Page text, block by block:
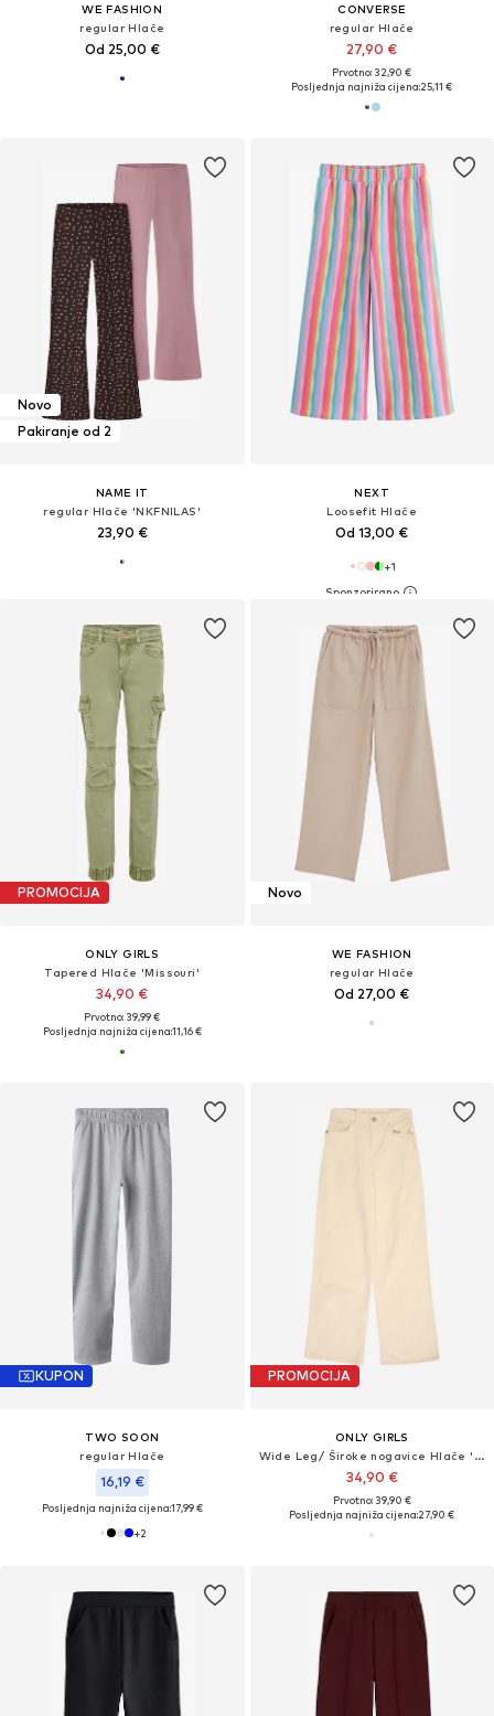
WE FASHION
regular Hlače
Od 25,00 €
CONVERSE
regular Hlače
27,90 €
Prvotno: 32,90 €
Posljednja najniža cijena:25,11 €
Novo
Pakiranje od 2
NAME IT
regular Hlače 'NKFNILAS'
23,90 €
NEXT
Loosefit Hlače
Od 13,00 €
+1
PROMOCIJA
ONLY GIRLS
Tapered Hlače 'Missouri'
34,90 €
Prvotno: 39,99 €
Posljednja najniža cijena:11,16 €
Novo
WE FASHION
regular Hlače
Od 27,00 €
KUPON
TWO SOON
regular Hlače
16,19 €
Posljednja najniža cijena:17,99 €
+2
PROMOCIJA
ONLY GIRLS
Wide Leg/ Široke nogavice Hlače 'KOGHope'
34,90 €
Prvotno: 39,90 €
Posljednja najniža cijena:27,90 €